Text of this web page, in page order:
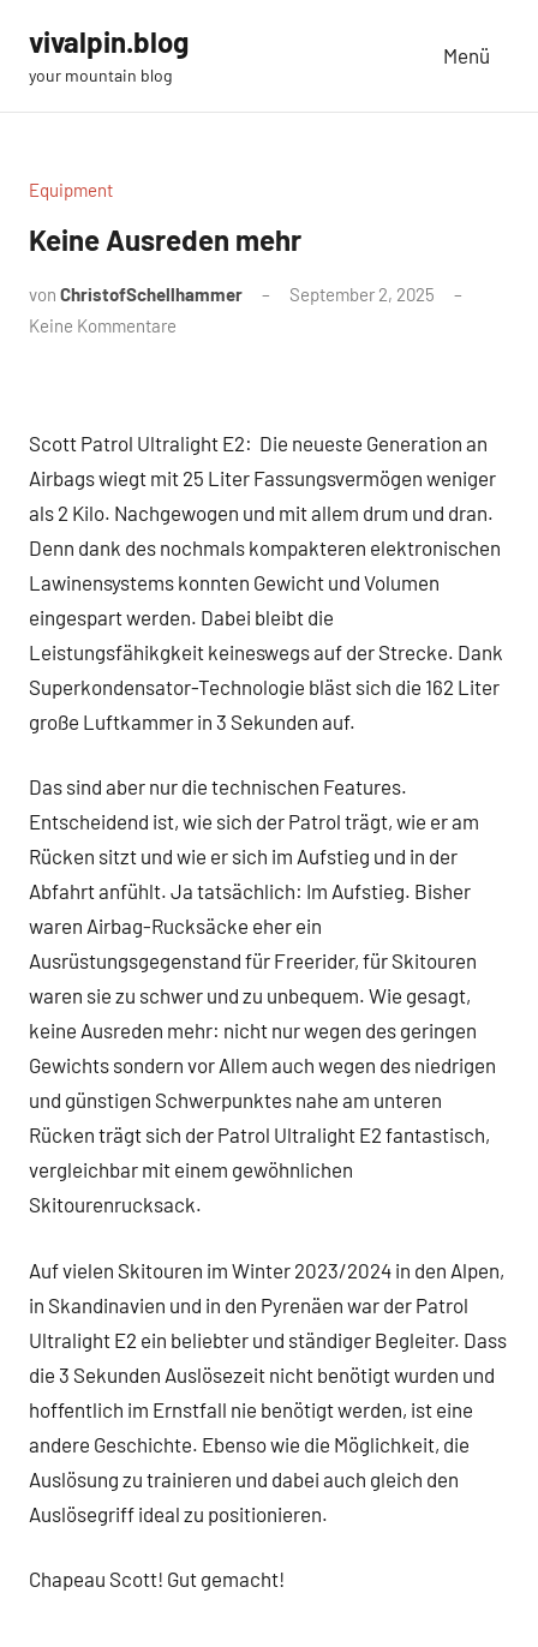
Inhalt
springen
vivalpin.blog
your mountain blog
Menü
Equipment
Keine Ausreden mehr
von ChristofSchellhammer
September 2, 2025
Keine Kommentare
Scott Patrol Ultralight E2: Die neueste Generation an
Airbags wiegt mit 25 Liter Fassungsvermögen weniger
als 2 Kilo. Nachgewogen und mit allem drum und dran.
Denn dank des nochmals kompakteren elektronischen
Lawinensystems konnten Gewicht und Volumen
eingespart werden. Dabei bleibt die
Leistungsfähikgkeit keineswegs auf der Strecke. Dank
Superkondensator-Technologie bläst sich die 162 Liter
große Luftkammer in 3 Sekunden auf.
Das sind aber nur die technischen Features.
Entscheidend ist, wie sich der Patrol trägt, wie er am
Rücken sitzt und wie er sich im Aufstieg und in der
Abfahrt anfühlt. Ja tatsächlich: Im Aufstieg. Bisher
waren Airbag-Rucksäcke eher ein
Ausrüstungsgegenstand für Freerider, für Skitouren
waren sie zu schwer und zu unbequem. Wie gesagt,
keine Ausreden mehr: nicht nur wegen des geringen
Gewichts sondern vor Allem auch wegen des niedrigen
und günstigen Schwerpunktes nahe am unteren
Rücken trägt sich der Patrol Ultralight E2 fantastisch,
vergleichbar mit einem gewöhnlichen
Skitourenrucksack.
Auf vielen Skitouren im Winter 2023/2024 in den Alpen,
in Skandinavien und in den Pyrenäen war der Patrol
Ultralight E2 ein beliebter und ständiger Begleiter. Dass
die 3 Sekunden Auslösezeit nicht benötigt wurden und
hoffentlich im Ernstfall nie benötigt werden, ist eine
andere Geschichte. Ebenso wie die Möglichkeit, die
Auslösung zu trainieren und dabei auch gleich den
Auslösegriff ideal zu positionieren.
Chapeau Scott! Gut gemacht!